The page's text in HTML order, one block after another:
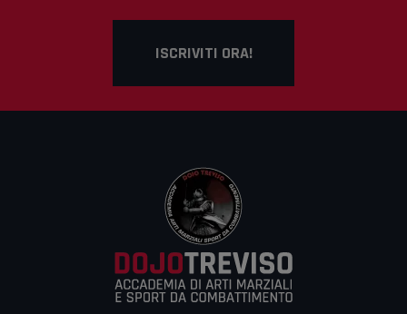
ISCRIVITI ORA!